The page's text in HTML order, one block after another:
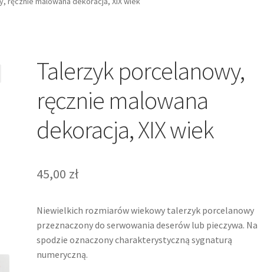
Talerzyk porcelanowy,
ręcznie malowana
dekoracja, XIX wiek
45,00 zł
Niewielkich rozmiarów wiekowy talerzyk porcelanowy
przeznaczony do serwowania deserów lub pieczywa. Na
spodzie oznaczony charakterystyczną sygnaturą
numeryczną.